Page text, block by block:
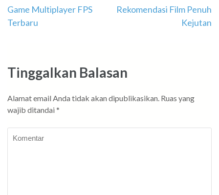
Navigasi
pos
Game Multiplayer FPS
Terbaru
Rekomendasi Film Penuh
Kejutan
Tinggalkan Balasan
Alamat email Anda tidak akan dipublikasikan. Ruas yang
wajib ditandai *